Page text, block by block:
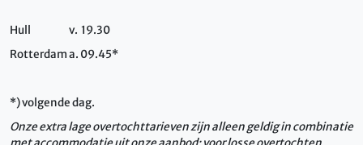
Hull
v. 19.30
Rotterdama. 09.45*
*) volgende dag.
Onze extra lage overtochttarieven zijn alleen geldig in combinatie